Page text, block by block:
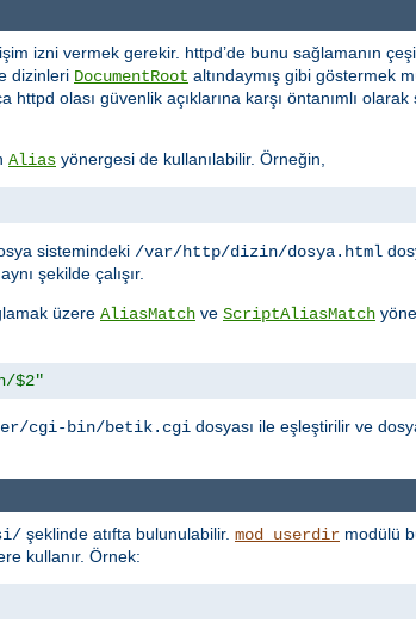
izni vermek gerekir. httpd’de bunu sağlamanın
dizinleri DocumentRoot altındaymış gibi göstermek
httpd olası güvenlik açıklarına karşı öntanımlı
Alias yönergesi de kullanılabilir. Örneğin,
sistemindeki /var/http/dizin/dosya.html
şekilde çalışır.
üzere AliasMatch ve ScriptAliasMatch
$2"
cgi-bin/betik.cgi dosyası ile eşleştirilir ve
şeklinde atıfta bulunulabilir. mod_userdir modülü
kullanır. Örnek: